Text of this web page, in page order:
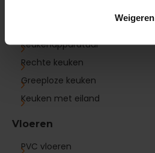
Weigeren
Keukenapparatuur
Rechte keuken
Greeploze keuken
Keuken met eiland
Vloeren
PVC vloeren